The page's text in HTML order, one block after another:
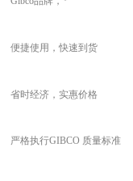
便捷使用，快速到货
省时经济，实惠价格
严格执行GIBCO 质量标准